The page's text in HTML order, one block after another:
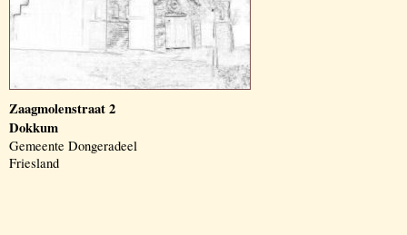
Zaagmolenstraat 2
Dokkum
Gemeente Dongeradeel
Friesland